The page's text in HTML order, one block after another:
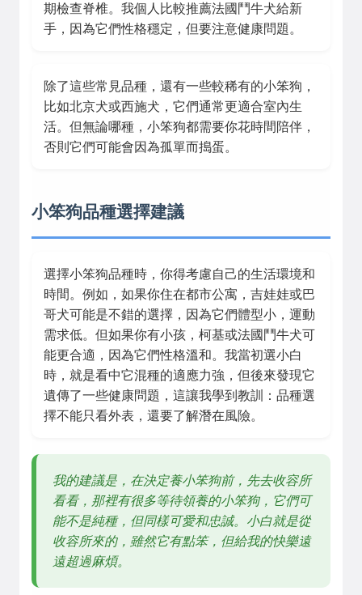
期檢查脊椎。我個人比較推薦法國鬥牛犬給新
手，因為它們性格穩定，但要注意健康問題。
除了這些常見品種，還有一些較稀有的小笨狗，
比如北京犬或西施犬，它們通常更適合室內生
活。但無論哪種，小笨狗都需要你花時間陪伴，
否則它們可能會因為孤單而搗蛋。
小笨狗品種選擇建議
選擇小笨狗品種時，你得考慮自己的生活環境和
時間。例如，如果你住在都市公寓，吉娃娃或巴
哥犬可能是不錯的選擇，因為它們體型小，運動
需求低。但如果你有小孩，柯基或法國鬥牛犬可
能更合適，因為它們性格溫和。我當初選小白
時，就是看中它混種的適應力強，但後來發現它
遺傳了一些健康問題，這讓我學到教訓：品種選
擇不能只看外表，還要了解潛在風險。
我的建議是，在決定養小笨狗前，先去收容所
看看，那裡有很多等待領養的小笨狗，它們可
能不是純種，但同樣可愛和忠誠。小白就是從
收容所來的，雖然它有點笨，但給我的快樂遠
遠超過麻煩。